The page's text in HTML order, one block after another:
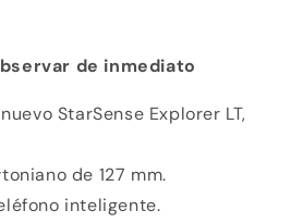
de inmediato
StarSense Explorer LT,
de 127 mm.
inteligente.